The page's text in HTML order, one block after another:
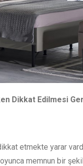
Dikkat Edilmesi
etmekte yarar
memnun bir